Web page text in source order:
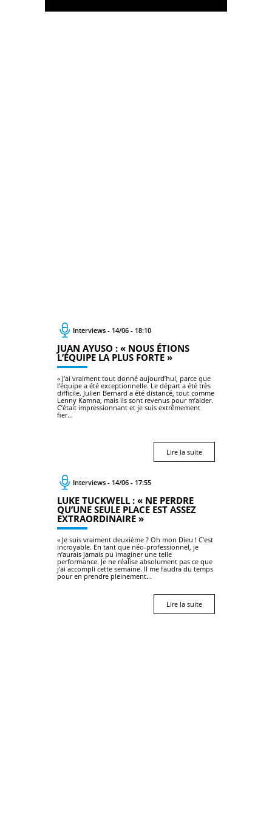
Interviews - 14/06 - 18:10
JUAN AYUSO : « NOUS ÉTIONS
L’ÉQUIPE LA PLUS FORTE »
« J’ai vraiment tout donné aujourd’hui, parce que
l’équipe a été exceptionnelle. Le départ a été très
difficile. Julien Bernard a été distancé, tout comme
Lenny Kamna, mais ils sont revenus pour m’aider.
C’était impressionnant et je suis extrêmement
fier...
Lire la suite
Interviews - 14/06 - 17:55
LUKE TUCKWELL : « NE PERDRE
QU’UNE SEULE PLACE EST ASSEZ
EXTRAORDINAIRE »
« Je suis vraiment deuxième ? Oh mon Dieu ! C’est
incroyable. En tant que néo-professionnel, je
n’aurais jamais pu imaginer une telle
performance. Je ne réalise absolument pas ce que
j’ai accompli cette semaine. Il me faudra du temps
pour en prendre pleinement...
Lire la suite